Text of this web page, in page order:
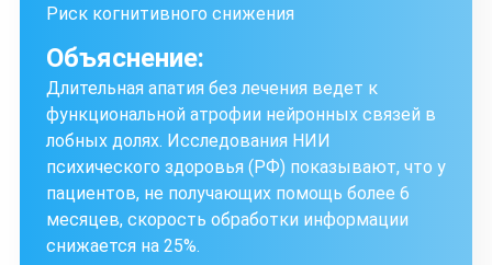
Риск когнитивного снижения
Объяснение:
Длительная апатия без лечения ведет к
функциональной атрофии нейронных связей в
лобных долях. Исследования НИИ
психического здоровья (РФ) показывают, что у
пациентов, не получающих помощь более 6
месяцев, скорость обработки информации
снижается на 25%.